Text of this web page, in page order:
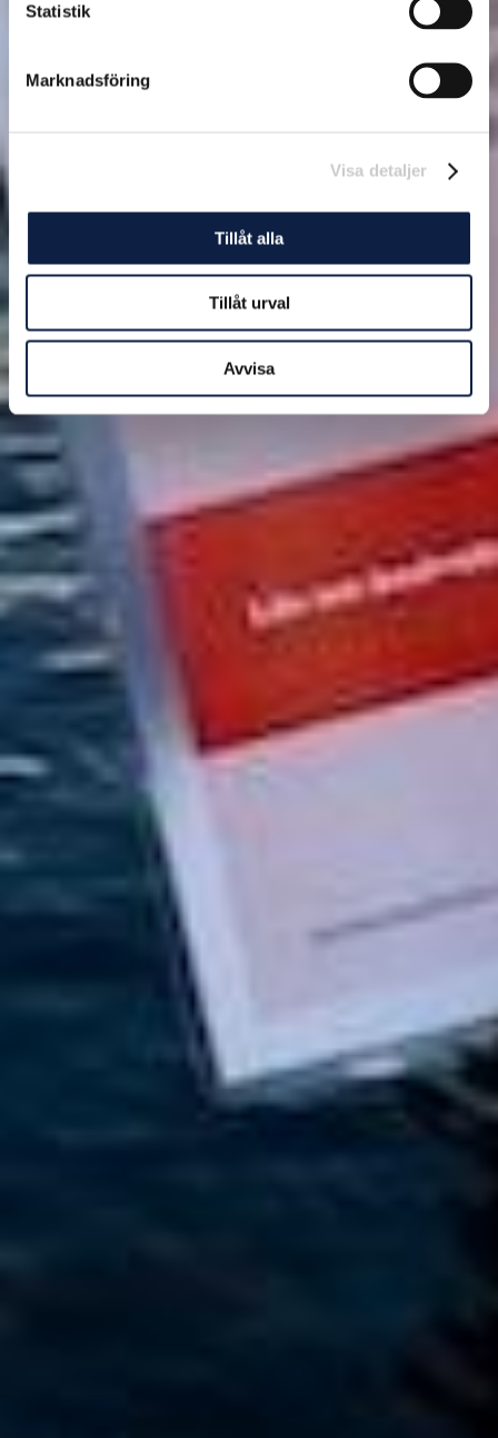
Statistik
Marknadsföring
Visa detaljer
Tillåt alla
Tillåt urval
Avvisa